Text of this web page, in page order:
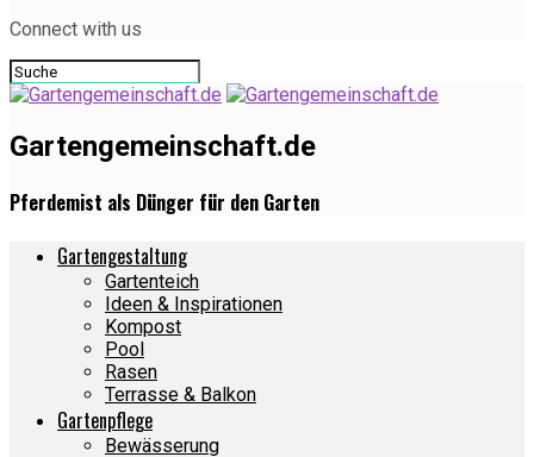
Connect with us
Gartengemeinschaft.de
Pferdemist als Dünger für den Garten
Gartengestaltung
Gartenteich
Ideen & Inspirationen
Kompost
Pool
Rasen
Terrasse & Balkon
Gartenpflege
Bewässerung